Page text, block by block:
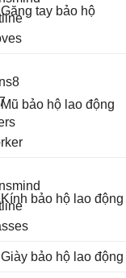
Găng tay bảo hộ
Mũ bảo hộ lao động
Kính bảo hộ lao động
Giày bảo hộ lao động